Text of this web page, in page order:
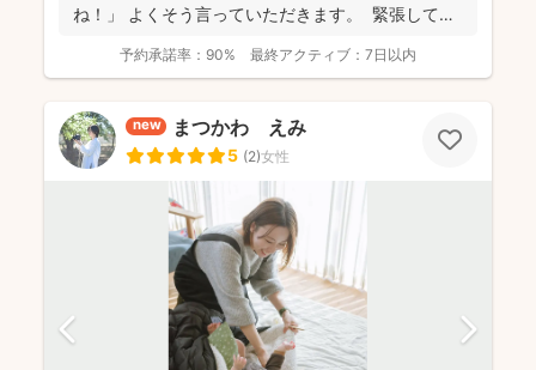
ね！」 よくそう言っていただきます。 緊張してい
予約承諾率： 90% 最終アクティブ： 7日以内
new まつかわ えみ
5 (2)女性